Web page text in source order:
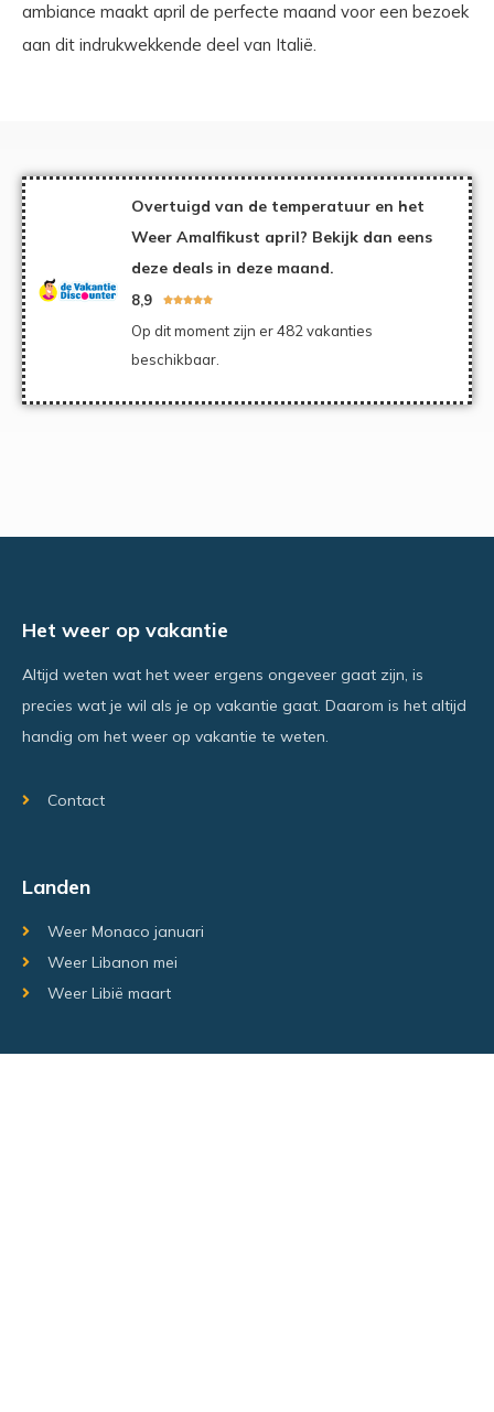
ambiance maakt april de perfecte maand voor een bezoek
aan dit indrukwekkende deel van Italië.
Overtuigd van de temperatuur en het
Weer Amalfikust april? Bekijk dan eens
deze deals in deze maand.
8,9 
Op dit moment zijn er 482 vakanties
beschikbaar.
Het weer op vakantie
Altijd weten wat het weer ergens ongeveer gaat zijn, is
precies wat je wil als je op vakantie gaat. Daarom is het altijd
handig om het weer op vakantie te weten.
Contact
Landen
Weer Monaco januari
Weer Libanon mei
Weer Libië maart